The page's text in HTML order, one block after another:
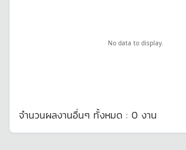
No data to display.
จำนวนผลงานอื่นๆ ทั้งหมด : 0 งาน